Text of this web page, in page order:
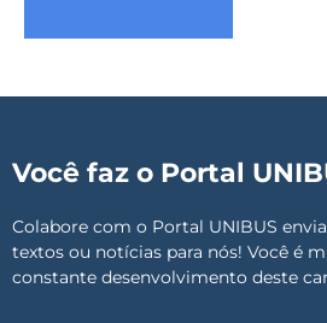
Você faz o Portal
Colabore com o Portal UNIBUS
textos ou notícias para nós! Você é
constante desenvolvimento deste